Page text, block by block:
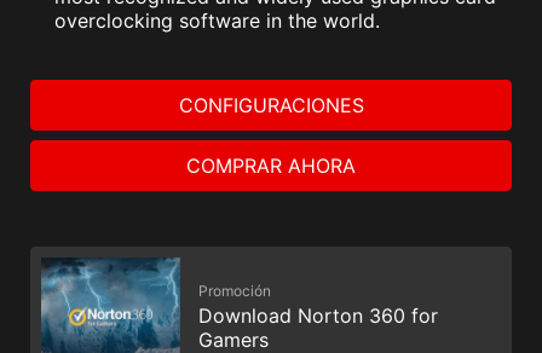
overclocking software in the world.
CONFIGURACIONES
COMPRAR AHORA
Promoción
Download Norton 360 for
Gamers